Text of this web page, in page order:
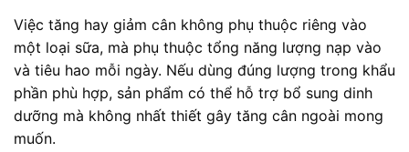
Việc tăng hay giảm cân không phụ thuộc riêng vào
một loại sữa, mà phụ thuộc tổng năng lượng nạp vào
và tiêu hao mỗi ngày. Nếu dùng đúng lượng trong khẩu
phần phù hợp, sản phẩm có thể hỗ trợ bổ sung dinh
dưỡng mà không nhất thiết gây tăng cân ngoài mong
muốn.